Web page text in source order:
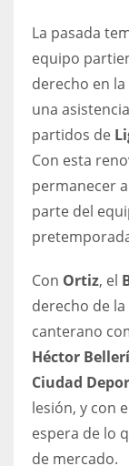
22
26
La pasada
equipo
derecho en
una
partidos de
Con esta
permanecer
parte del
Con Ortiz, el
derecho de
canterano
Héctor
Ciudad
lesión, y con
espera de lo
de mercado.